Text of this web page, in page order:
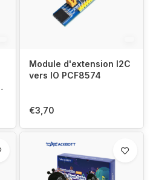
Module d'extension I2C
vers IO PCF8574
€3,70